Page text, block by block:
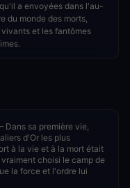
a envoyées dans l'au-
du monde des morts,
et les fantômes
Dans sa première vie,
d'Or les plus
à la vie et à la mort était
choisi le camp de
la force et l'ordre lui